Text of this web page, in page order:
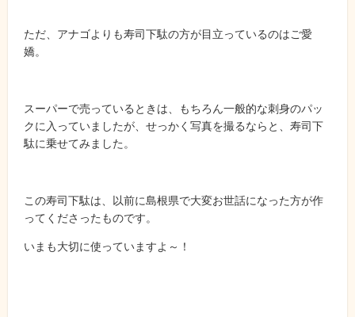
ただ、アナゴよりも寿司下駄の方が目立っているのはご愛
嬌。
スーパーで売っているときは、もちろん一般的な刺身のパッ
クに入っていましたが、せっかく写真を撮るならと、寿司下
駄に乗せてみました。
この寿司下駄は、以前に島根県で大変お世話になった方が作
ってくださったものです。
いまも大切に使っていますよ～！